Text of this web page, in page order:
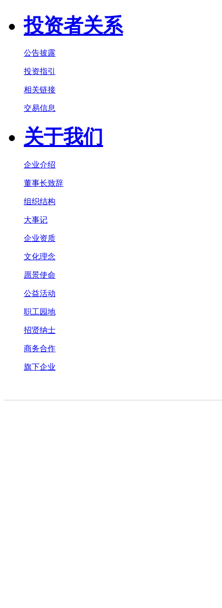
投资者关系
公告披露
投资指引
相关链接
交易信息
关于我们
企业介绍
董事长致辞
组织结构
大事记
企业资质
文化理念
愿景使命
公益活动
职工园地
招贤纳士
商务合作
旗下企业